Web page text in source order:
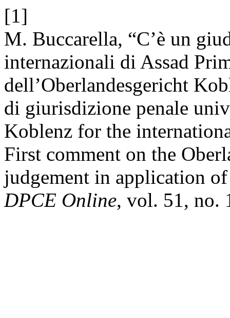
[1]
M. Buccarella, “C’è un
internazionali di Assad
dell’Oberlandesgericht
di giurisdizione penale
Koblenz for the
First comment on the
judgement in application
DPCE Online, vol. 51, no.